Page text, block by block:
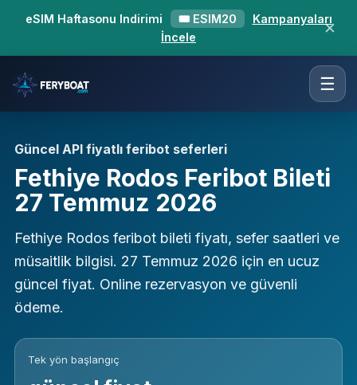
eSIM Haftasonu Indirimi 🎟 ESIM20
Kampanyaları
İncele
✕
☰
Güncel API fiyatlı feribot seferleri
Fethiye Rodos Feribot Bileti
27 Temmuz 2026
Fethiye Rodos feribot bileti fiyatı, sefer saatleri ve
müsaitlik bilgisi. 27 Temmuz 2026 için en ucuz
güncel fiyat. Online rezervasyon ve güvenli
ödeme.
Tek yön başlangıç